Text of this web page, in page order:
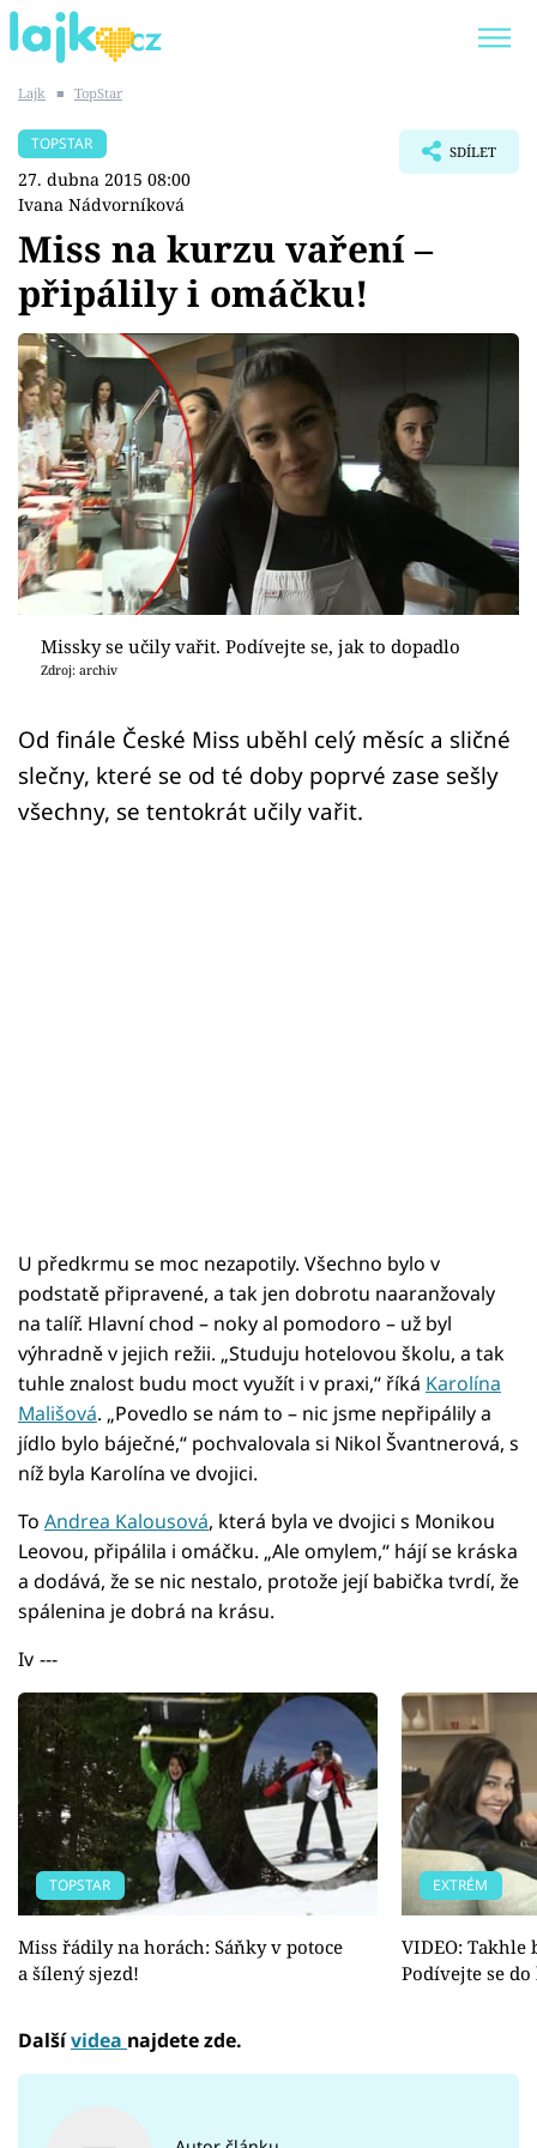
SHOPAHOLICADEL
Témata
Showbyznys
Youtubeři
Virály
Sex a vztahy
Videa
Sledujte prima+
Přihlášení
Sledujte nás
Lajk ■ TopStar
TOPSTAR
27. dubna 2015 08:00
Ivana Nádvorníková
SDÍLET
Miss na kurzu vaření –
připálily i omáčku!
Missky se učily vařit. Podívejte se, jak to dopadlo
Zdroj: archiv
Od finále České Miss uběhl celý měsíc a sličné
slečny, které se od té doby poprvé zase sešly
všechny, se tentokrát učily vařit.
U předkrmu se moc nezapotily. Všechno bylo v
podstatě připravené, a tak jen dobrotu naaranžovaly
na talíř. Hlavní chod – noky al pomodoro – už byl
výhradně v jejich režii. „Studuju hotelovou školu, a tak
tuhle znalost budu moct využít i v praxi,“ říká Karolína
Mališová. „Povedlo se nám to – nic jsme nepřipálily a
jídlo bylo báječné,“ pochvalovala si Nikol Švantnerová, s
níž byla Karolína ve dvojici.
To Andrea Kalousová, která byla ve dvojici s Monikou
Leovou, připálila i omáčku. „Ale omylem,“ hájí se kráska
a dodává, že se nic nestalo, protože její babička tvrdí, že
spálenina je dobrá na krásu.
Iv ---
TOPSTAR
Miss řádily na horách: Sáňky v potoce
a šílený sjezd!
EXTRÉM
VIDEO: Takhle
Podívejte se
Dalšívidea najdete zde.